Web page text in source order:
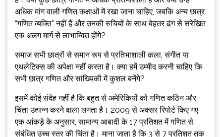
अधिक मांग वाली गणित कक्षाओं में रखा जाना चाहिए, जबकि अन्य छात्र
“गणित व्यक्ति” नहीं हैं और उनकी रुचियों के साथ बेहतर ढंग से संरेखित
एक अलग मार्ग से लाभान्वित होंगे?
समाज सभी छात्रों से समान रूप से प्रतिभाशाली कला, संगीत या
एथलेटिक्स की अपेक्षा नहीं करता है। क्या हमें उम्मीद करनी चाहिए कि
सभी छात्र गणित और सांख्यिकी में कुशल बनेंगे?
इसमें कोई संदेह नहीं है कि बहुत से अमेरिकियों को गणित कठिन और
चिंता उत्पन्न करने वाला लगता है। 2009 से अक्सर रिपोर्ट किए गए
एक आंकड़े के अनुसार, सामान्य आबादी के 17 प्रतिशत में गणित से
संबंधित उच्च स्तर की चिंता है। माना जाता है कि 3 से 7 प्रतिशत तक